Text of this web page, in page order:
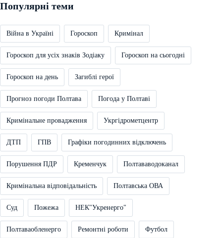
Популярні теми
Війна в Україні Гороскоп Кримінал
Гороскоп для усіх знаків Зодіаку Гороскоп на сьогодні
Гороскоп на день Загиблі герої
Прогноз погоди Полтава Погода у Полтаві
Кримінальне провадження Укргідрометцентр
ДТП ГПВ Графіки погодинних відключень
Порушення ПДР Кременчук Полтававодоканал
Кримінальна відповідальність Полтавська ОВА
Суд Пожежа НЕК"Укренерго"
Полтаваобленерго Ремонтні роботи Футбол